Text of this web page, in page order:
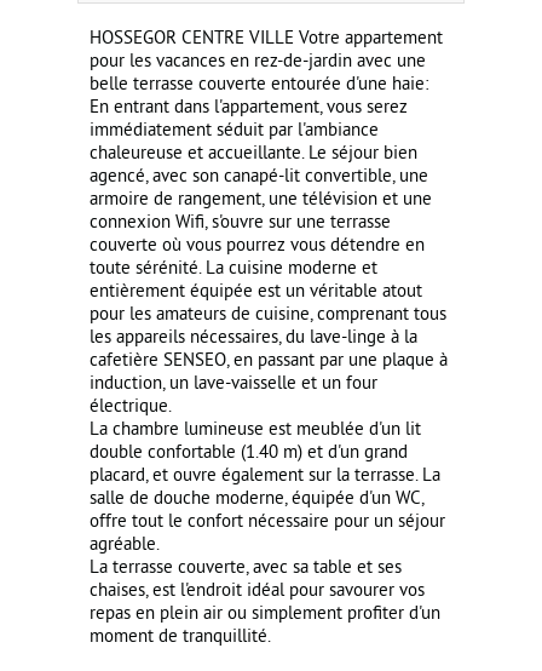
HOSSEGOR CENTRE VILLE Votre appartement
pour les vacances en rez-de-jardin avec une
belle terrasse couverte entourée d'une haie:
En entrant dans l'appartement, vous serez
immédiatement séduit par l'ambiance
chaleureuse et accueillante. Le séjour bien
agencé, avec son canapé-lit convertible, une
armoire de rangement, une télévision et une
connexion Wifi, s'ouvre sur une terrasse
couverte où vous pourrez vous détendre en
toute sérénité. La cuisine moderne et
entièrement équipée est un véritable atout
pour les amateurs de cuisine, comprenant tous
les appareils nécessaires, du lave-linge à la
cafetière SENSEO, en passant par une plaque à
induction, un lave-vaisselle et un four
électrique.
La chambre lumineuse est meublée d'un lit
double confortable (1.40 m) et d'un grand
placard, et ouvre également sur la terrasse. La
salle de douche moderne, équipée d'un WC,
offre tout le confort nécessaire pour un séjour
agréable.
La terrasse couverte, avec sa table et ses
chaises, est l'endroit idéal pour savourer vos
repas en plein air ou simplement profiter d'un
moment de tranquillité.